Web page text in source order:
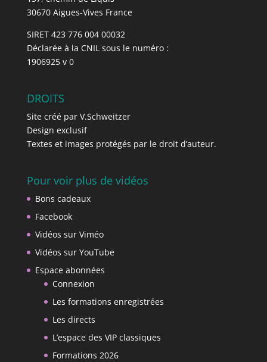
30670 Aigues-Vives France
SIRET 423 776 004 00032
Déclarée à la CNIL sous le numéro :
1906925 v 0
DROITS
Site créé par V.Schweitzer
Design exclusif
Textes et images protégés par le droit d’auteur.
Pour voir plus de vidéos
Bons cadeaux
Facebook
Vidéos sur Viméo
Vidéos sur YouTube
Espace abonnées
Connexion
Les formations enregistrées
Les directs
L’espace des VIP classiques
Formations 2026